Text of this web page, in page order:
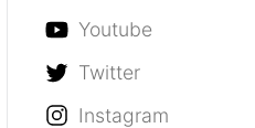
Youtube
Twitter
Instagram